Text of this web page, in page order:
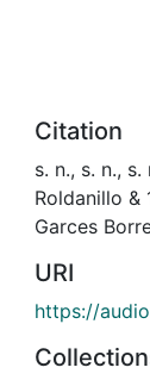
Citation
s. n., s. n.,
Roldanillo &
Garces
URI
https://